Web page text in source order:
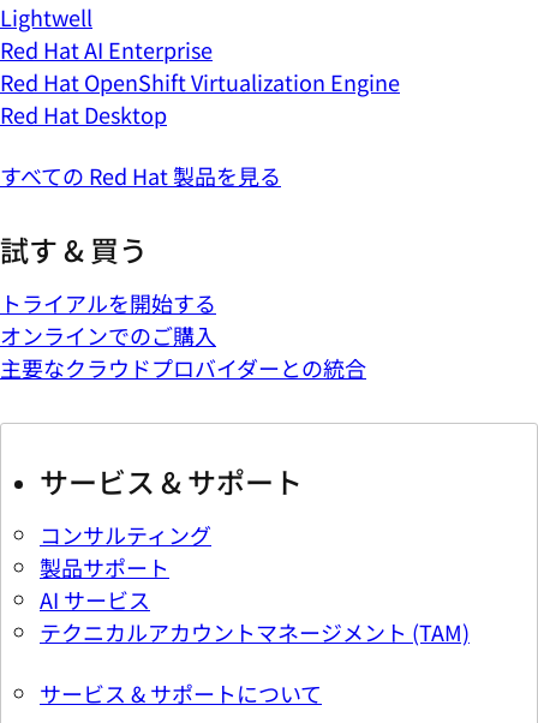
Lightwell
Red Hat AI Enterprise
Red Hat OpenShift Virtualization Engine
Red Hat Desktop
すべての Red Hat 製品を見る
試す & 買う
トライアルを開始する
オンラインでのご購入
主要なクラウドプロバイダーとの統合
サービス & サポート
コンサルティング
製品サポート
AI サービス
テクニカルアカウントマネージメント (TAM)
サービス & サポートについて